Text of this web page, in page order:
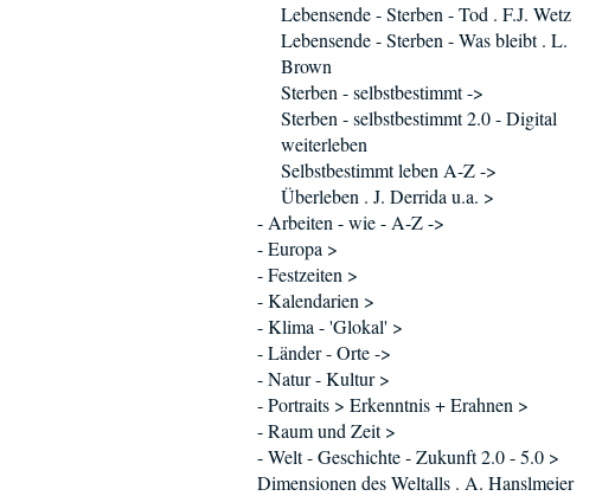
Lebensende - Sterben - Tod . F.J. Wetz
Lebensende - Sterben - Was bleibt . L.
Brown
Sterben - selbstbestimmt ->
Sterben - selbstbestimmt 2.0 - Digital
weiterleben
Selbstbestimmt leben A-Z ->
Überleben . J. Derrida u.a. >
- Arbeiten - wie - A-Z ->
- Europa >
- Festzeiten >
- Kalendarien >
- Klima - 'Glokal' >
- Länder - Orte ->
- Natur - Kultur >
- Portraits > Erkenntnis + Erahnen >
- Raum und Zeit >
- Welt - Geschichte - Zukunft 2.0 - 5.0 >
Dimensionen des Weltalls . A. Hanslmeier